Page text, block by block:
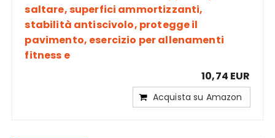
saltare, superfici ammortizzanti,
stabilità antiscivolo, protegge il
pavimento, esercizio per allenamenti
fitness e
10,74 EUR
Acquista su Amazon